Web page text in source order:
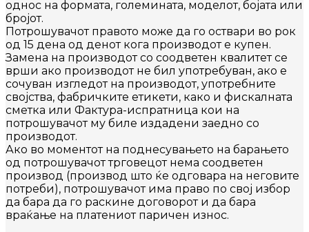
однос на формата, големината, моделот, бојата или
бројот.
Потрошувачот правото може да го оствари во рок
од 15 дена од денот кога производот е купен.
Замена на производот со соодветен квалитет се
врши ако производот не бил употребуван, ако е
сочуван изгледот на производот, употребните
својства, фабричките етикети, како и фискалната
сметка или Фактура-испратница кои на
потрошувачот му биле издадени заедно со
производот.
Ако во моментот на поднесувањето на барањето
од потрошувачот трговецот нема соодветен
производ (производ што ќе одговара на неговите
потреби), потрошувачот има право по свој избор
да бара да го раскине договорот и да бара
враќање на платениот паричен износ.